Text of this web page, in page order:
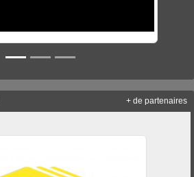
+ de partenaires